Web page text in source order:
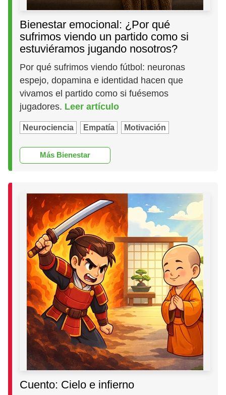
Bienestar emocional: ¿Por qué
sufrimos viendo un partido como si
estuviéramos jugando nosotros?
Por qué sufrimos viendo fútbol: neuronas
espejo, dopamina e identidad hacen que
vivamos el partido como si fuésemos
jugadores. Leer artículo
Neurociencia Empatía Motivación
Más Bienestar
Cuento: Cielo e infierno